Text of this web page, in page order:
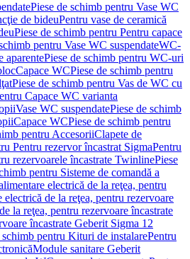
Piese de schimb pentru Vase WC
de bideuPentru vase de ceramică
Piese de schimb pentru Pentru capace
pentru Vase WC suspendateWC-
aparentePiese de schimb pentru WC-uri
Capace WCPiese de schimb pentru
Piese de schimb pentru Vas de WC cu
Capace WC varianta
Vase WC suspendatePiese de schimb
Capace WCPiese de schimb pentru
pentru AccesoriiClapete de
Pentru rezervor încastrat SigmaPentru
rezervoarele încastrate TwinlinePiese
pentru Sisteme de comandă a
electrică de la reţea, pentru
de la reţea, pentru rezervoare
la reţea, pentru rezervoare încastrate
încastrate Geberit Sigma 12
schimb pentru Kituri de instalarePentru
Module sanitare Geberit